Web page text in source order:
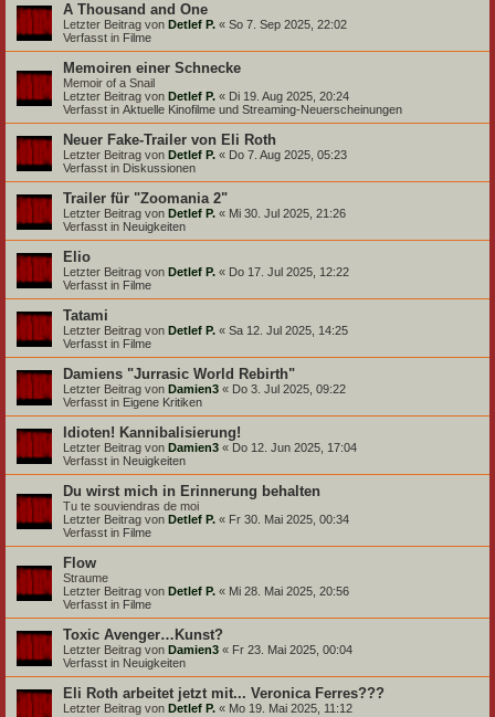
A Thousand and One
Letzter Beitrag von Detlef P. « So 7. Sep 2025, 22:02
Verfasst in Filme
Memoiren einer Schnecke
Memoir of a Snail
Letzter Beitrag von Detlef P. « Di 19. Aug 2025, 20:24
Verfasst in Aktuelle Kinofilme und Streaming-Neuerscheinungen
Neuer Fake-Trailer von Eli Roth
Letzter Beitrag von Detlef P. « Do 7. Aug 2025, 05:23
Verfasst in Diskussionen
Trailer für "Zoomania 2"
Letzter Beitrag von Detlef P. « Mi 30. Jul 2025, 21:26
Verfasst in Neuigkeiten
Elio
Letzter Beitrag von Detlef P. « Do 17. Jul 2025, 12:22
Verfasst in Filme
Tatami
Letzter Beitrag von Detlef P. « Sa 12. Jul 2025, 14:25
Verfasst in Filme
Damiens "Jurrasic World Rebirth"
Letzter Beitrag von Damien3 « Do 3. Jul 2025, 09:22
Verfasst in Eigene Kritiken
Idioten! Kannibalisierung!
Letzter Beitrag von Damien3 « Do 12. Jun 2025, 17:04
Verfasst in Neuigkeiten
Du wirst mich in Erinnerung behalten
Tu te souviendras de moi
Letzter Beitrag von Detlef P. « Fr 30. Mai 2025, 00:34
Verfasst in Filme
Flow
Straume
Letzter Beitrag von Detlef P. « Mi 28. Mai 2025, 20:56
Verfasst in Filme
Toxic Avenger…Kunst?
Letzter Beitrag von Damien3 « Fr 23. Mai 2025, 00:04
Verfasst in Neuigkeiten
Eli Roth arbeitet jetzt mit... Veronica Ferres???
Letzter Beitrag von Detlef P. « Mo 19. Mai 2025, 11:12